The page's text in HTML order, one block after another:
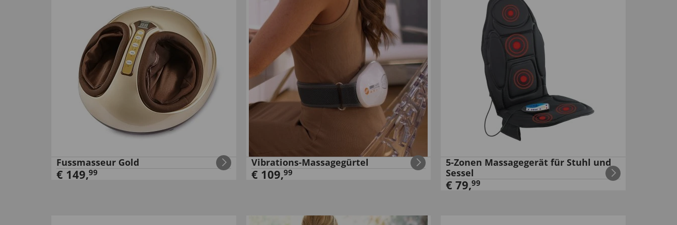
Fussmasseur Gold
€ 149,99
Vibrations-Massagegürtel
€ 109,99
5-Zonen Massagegerät für Stuhl und
Sessel
€79,99